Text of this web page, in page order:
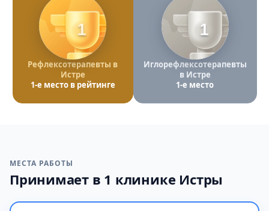
1
Рефлексотерапевты в
Истре
1-е место в рейтинге
1
Иглорефлексотерапевты
в Истре
1-е место
МЕСТА РАБОТЫ
Принимает в 1 клинике Истры